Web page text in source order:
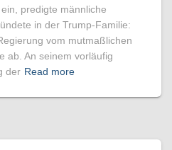
predigte männliche
in der Trump-Familie:
vom mutmaßlichen
ab. An seinem vorläufig
der Read more